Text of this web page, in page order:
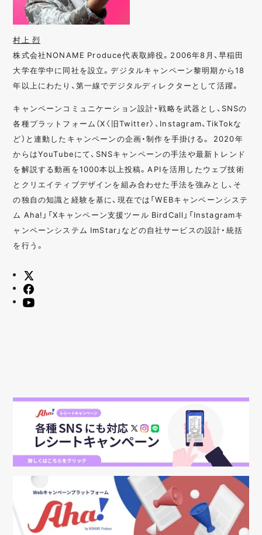
村上 烈
株式会社NONAME Produce代表取締役。2006年8月、早稲田
大学在学中に同社を設立。デジタルキャンペーン黎明期から18
年以上にわたり、第一線でデジタルディレクターとして活躍。
キャンペーンコミュニケーション設計・戦略を武器とし、SNSの
各種プラットフォーム（X〈旧Twitter〉、Instagram、TikTokな
ど）と連動したキャンペーンの企画・制作を手掛ける。 2020年
からはYouTubeにて、SNSキャンペーンの手法や最新トレンド
を解説する動画を1000本以上投稿。APIを活用したウェブ技術
とクリエイティブデザインを組み合わせた手法を強みとし、そ
の独自の知識と経験を基に、現在では「WEBキャンペーンシステ
ム Aha!」「Xキャンペーン支援ツール BirdCall」「Instagramキ
ャンペーンシステム ImStar」などの自社サービスの設計・統括
を行う。